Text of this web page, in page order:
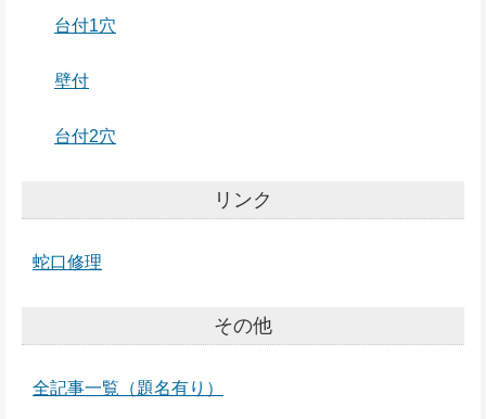
台付1穴
壁付
台付2穴
リンク
蛇口修理
その他
全記事一覧（題名有り）